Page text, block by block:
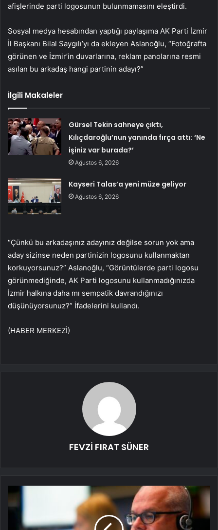
afişlerinde parti logosunun bulunmamasını eleştirdi.
Sosyal medya hesabından yaptığı paylaşıma AK Parti İzmir
İl Başkanı Bilal Saygılı’yı da ekleyen Aslanoğlu, “Fotoğrafta
görünen ve İzmir’in duvarlarına, reklam panolarına resmi
asılan bu arkadaş hangi partinin adayı?”
İlgili Makaleler
Gürsel Tekin sahneye çıktı,
Kılıçdaroğlu’nun yanında fırça attı: ‘Ne
işiniz var burada?’
Ağustos 6, 2026
Kayseri Talas’a yeni müze geliyor
Ağustos 6, 2026
“Çünkü bu arkadaşınız adayınız değilse sorun yok ama
aday sizinse neden partinizin logosunu kullanmaktan
korkuyorsunuz?” Aslanoğlu, “Görüntülerde parti logosu
görünmediğinde, AK Parti logosunu kullanmadığınızda
İzmir halkına daha mı sempatik davrandığınızı
düşünüyorsunuz?” İfadelerini kullandı.
(HABER MERKEZİ)
FEVZİ FIRAT SÜNER